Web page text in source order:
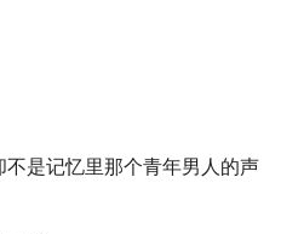
不是记忆里那个青年男人的声